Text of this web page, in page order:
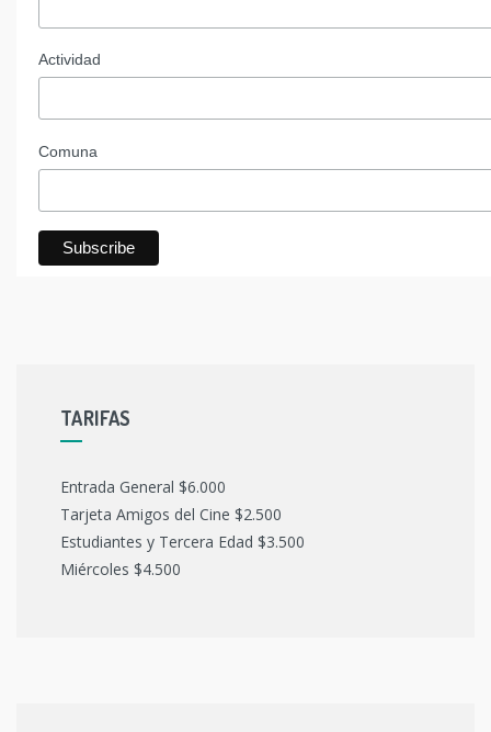
Actividad
Comuna
TARIFAS
Entrada General $6.000
Tarjeta Amigos del Cine $2.500
Estudiantes y Tercera Edad $3.500
Miércoles $4.500